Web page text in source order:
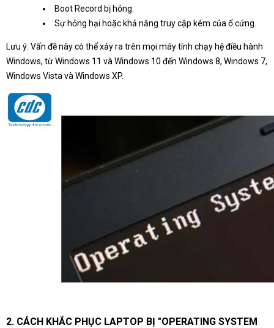
Boot Record bị hỏng.
Sự hỏng hại hoặc khả năng truy cập kém của ổ cứng.
Lưu ý: Vấn đề này có thể xảy ra trên mọi máy tính chạy hệ điều hành
Windows, từ Windows 11 và Windows 10 đến Windows 8, Windows 7,
Windows Vista và Windows XP.
2. CÁCH KHẮC PHỤC LAPTOP BỊ "OPERATING SYSTEM